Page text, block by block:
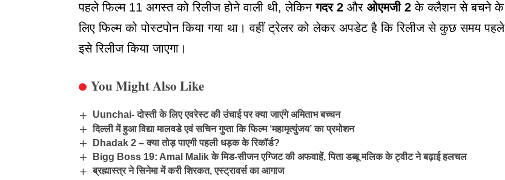
पहले फिल्म 11 अगस्त को रिलीज होने वाली थी, लेकिनगदर 2 और ओएमजी 2 के क्लैशन से बचने के
लिए फिल्म को पोस्टपोन किया गया था। वहीं ट्रेलर को लेकर अपडेट है कि रिलीज से कुछ समय पहले
इसे रिलीज किया जाएगा।
You Might Also Like
Uunchai- दोस्ती के लिए एवरेस्ट की उंचाई पर क्या जाएंगे अमिताभ बच्चन
दिल्ली में हुआ विद्या मालवडे एवं सचिन गुप्ता कि फिल्म ‘महामृत्युंजय’ का प्रमोशन
Dhadak 2 – क्या तोड़ पाएगी पहली धड़क के रिकॉर्ड?
Bigg Boss 19: Amal Malik के मिड-सीजन एग्जिट की अफवाहें, पिता डब्बू मलिक के ट्वीट ने बढ़ाई हलचल
ब्रह्मास्त्र ने सिनेमा में करी शिरकत, एस्ट्रावर्स का आगाज